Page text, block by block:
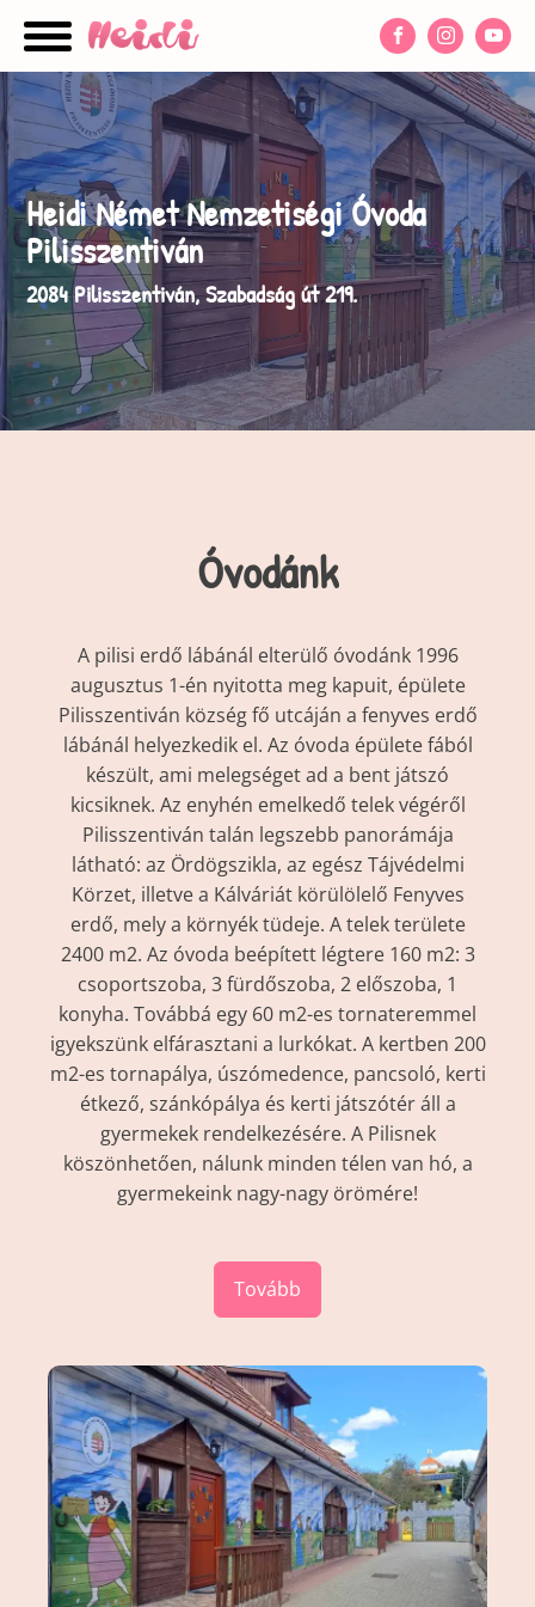
Heidi Német Nemzetiségi Óvoda
Pilisszentiván
2084 Pilisszentiván, Szabadság út 219.
Óvodánk
A pilisi erdő lábánál elterülő óvodánk 1996
augusztus 1-én nyitotta meg kapuit, épülete
Pilisszentiván község fő utcáján a fenyves erdő
lábánál helyezkedik el. Az óvoda épülete fából
készült, ami melegséget ad a bent játszó
kicsiknek. Az enyhén emelkedő telek végéről
Pilisszentiván talán legszebb panorámája
látható: az Ördögszikla, az egész Tájvédelmi
Körzet, illetve a Kálváriát körülölelő Fenyves
erdő, mely a környék tüdeje. A telek területe
2400 m2. Az óvoda beépített légtere 160 m2: 3
csoportszoba, 3 fürdőszoba, 2 előszoba, 1
konyha. Továbbá egy 60 m2-es tornateremmel
igyekszünk elfárasztani a lurkókat. A kertben 200
m2-es tornapálya, úszómedence, pancsoló, kerti
étkező, szánkópálya és kerti játszótér áll a
gyermekek rendelkezésére. A Pilisnek
köszönhetően, nálunk minden télen van hó, a
gyermekeink nagy-nagy örömére!
Tovább